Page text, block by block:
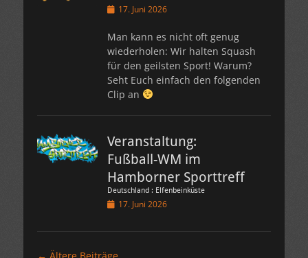
Veröffentlicht
17. Juni 2026
Man kann es nicht oft genug
wiederholen: Wir halten Squash
für den geilsten Sport! Warum?
Seht Euch einfach den folgenden
Clip an
Veranstaltung:
Fußball-WM im
Hamborner Sporttreff
Deutschland : Elfenbeinküste
Veröffentlicht
17. Juni 2026